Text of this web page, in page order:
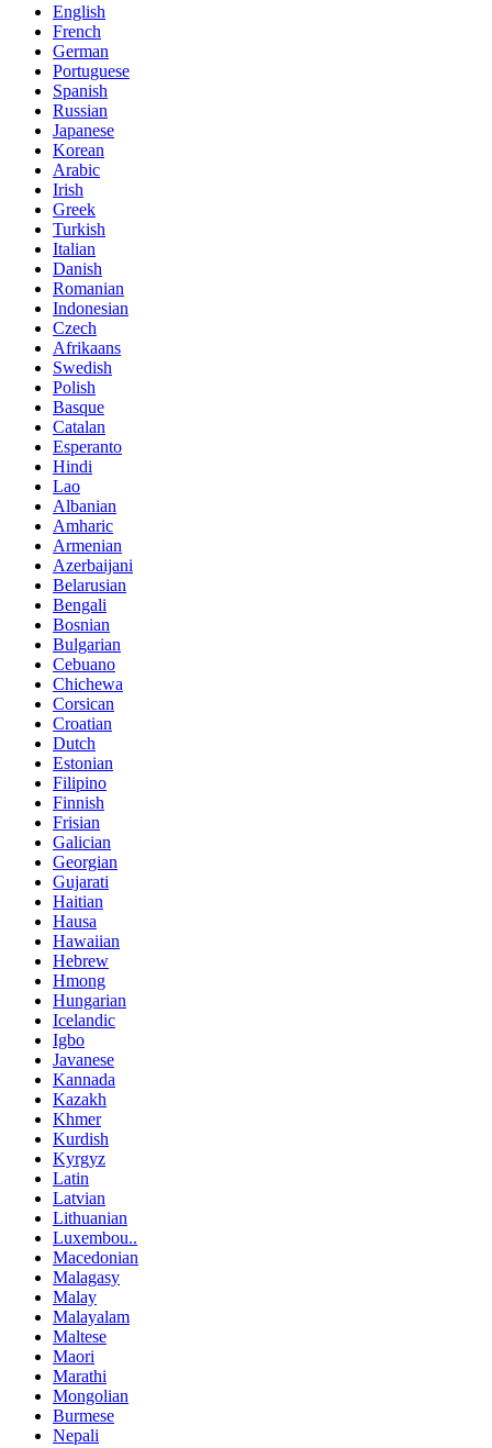
English
French
German
Portuguese
Spanish
Russian
Japanese
Korean
Arabic
Irish
Greek
Turkish
Italian
Danish
Romanian
Indonesian
Czech
Afrikaans
Swedish
Polish
Basque
Catalan
Esperanto
Hindi
Lao
Albanian
Amharic
Armenian
Azerbaijani
Belarusian
Bengali
Bosnian
Bulgarian
Cebuano
Chichewa
Corsican
Croatian
Dutch
Estonian
Filipino
Finnish
Frisian
Galician
Georgian
Gujarati
Haitian
Hausa
Hawaiian
Hebrew
Hmong
Hungarian
Icelandic
Igbo
Javanese
Kannada
Kazakh
Khmer
Kurdish
Kyrgyz
Latin
Latvian
Lithuanian
Luxembou..
Macedonian
Malagasy
Malay
Malayalam
Maltese
Maori
Marathi
Mongolian
Burmese
Nepali